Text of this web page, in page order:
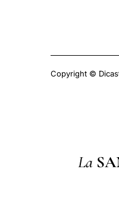
Copyright ©
La